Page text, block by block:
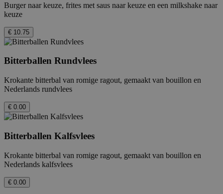
Burger naar keuze, frites met saus naar keuze en een milkshake naar
keuze
€ 10.75
Bitterballen Rundvlees
Krokante bitterbal van romige ragout, gemaakt van bouillon en
Nederlands rundvlees
€ 0.00
Bitterballen Kalfsvlees
Krokante bitterbal van romige ragout, gemaakt van bouillon en
Nederlands kalfsvlees
€ 0.00